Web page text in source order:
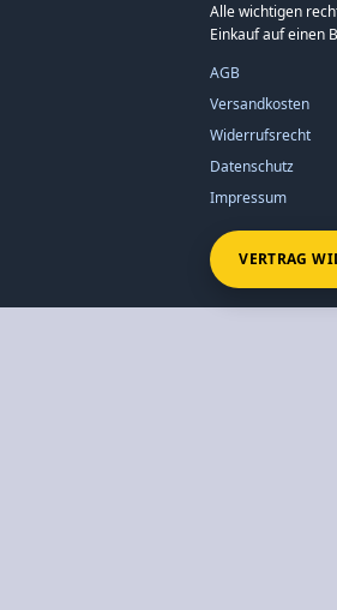
Alle wichtigen
Einkauf auf einen
AGB
Versandkosten
Widerrufsrecht
Datenschutz
Impressum
VERTRAG